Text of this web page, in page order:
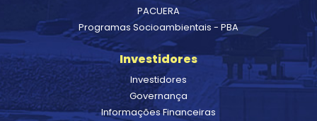
PACUERA
Programas Socioambientais - PBA
Investidores
Investidores
Governança
Informações Financeiras